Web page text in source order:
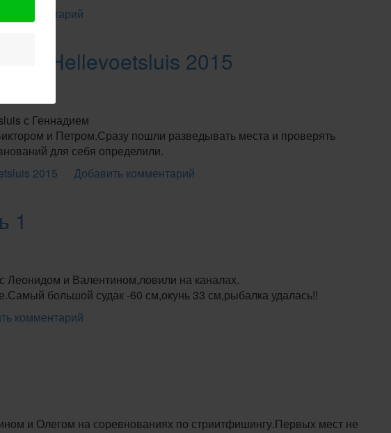
комментарий
в Hellevoetsluis 2015
с Геннадием
и Петром.Сразу пошли разведывать места и проверять
для себя определили.
2015
Добавить комментарий
1
Леонидом и Валентином,ловили на каналах.
большой судак -60 см,окунь 33 см,рыбалка удалась!!
комментарий
и Олегом на соревнованиях по стриитфишингу.Первых мест не